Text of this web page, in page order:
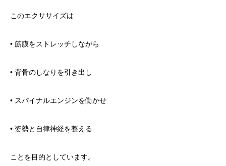
このエクササイズは
• 筋膜をストレッチしながら
• 背骨のしなりを引き出し
• スパイナルエンジンを働かせ
• 姿勢と自律神経を整える
ことを目的としています。